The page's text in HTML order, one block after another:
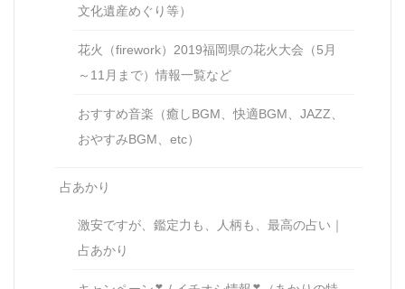
文化遺産めぐり等）
花火（firework）2019福岡県の花火大会（5月
～11月まで）情報一覧など
おすすめ音楽（癒しBGM、快適BGM、JAZZ、
おやすみBGM、etc）
占あかり
激安ですが、鑑定力も、人柄も、最高の占い｜
占あかり